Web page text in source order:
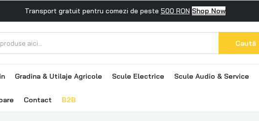
Transport gratuit pentru comezi de peste 500 RON Shop Now
Caută
Gradina & Utilaje Agricole Scule Electrice Scule Audio & Service
Contact B2B